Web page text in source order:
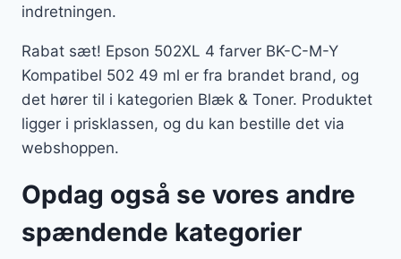
indretningen.
Rabat sæt! Epson 502XL 4 farver BK-C-M-Y
Kompatibel 502 49 ml er fra brandet brand, og
det hører til i kategorien Blæk & Toner. Produktet
ligger i prisklassen, og du kan bestille det via
webshoppen.
Opdag også se vores andre
spændende kategorier